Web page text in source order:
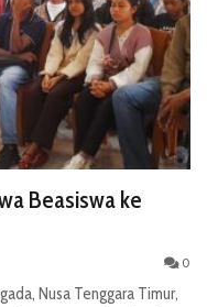
Beasiswa ke
0
Nusa Tenggara Timur,